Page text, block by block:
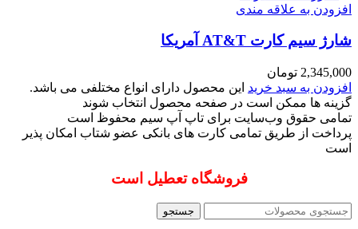
افزودن به علاقه مندی
شارژ سیم کارت AT&T آمریکا
2,345,000 تومان
افزودن به سبد خرید این محصول دارای انواع مختلفی می باشد.
گزینه ها ممکن است در صفحه محصول انتخاب شوند
تمامی حقوق وب‌سایت برای تاپ آپ سیم محفوظ است
پرداخت از طریق تمامی کارت های بانکی عضو شتاب امکان پذیر
است
فروشگاه تعطیل است
جستجو